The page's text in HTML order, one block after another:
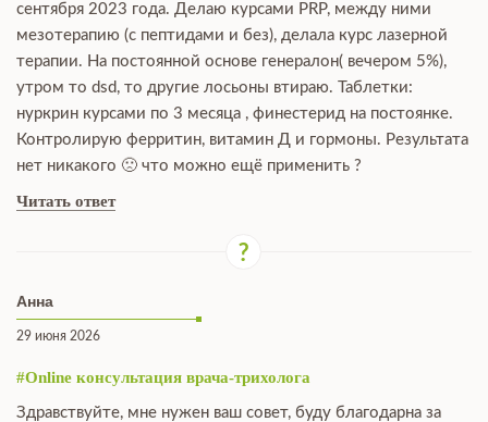
сентября 2023 года. Делаю курсами PRP, между ними
мезотерапию (с пептидами и без), делала курс лазерной
терапии. На постоянной основе генералон( вечером 5%),
утром то dsd, то другие лосьоны втираю. Таблетки:
нуркрин курсами по 3 месяца , финестерид на постоянке.
Контролирую ферритин, витамин Д и гормоны. Результата
нет никакого 🙁 что можно ещё применить ?
Читать ответ
Анна
29 июня 2026
#Online консультация врача-трихолога
Здравствуйте, мне нужен ваш совет, буду благодарна за